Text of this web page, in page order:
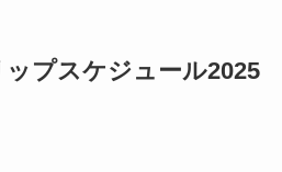
プスケジュール2025